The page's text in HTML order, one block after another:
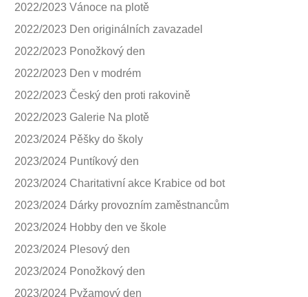
2022/2023 Vánoce na plotě
2022/2023 Den originálních zavazadel
2022/2023 Ponožkový den
2022/2023 Den v modrém
2022/2023 Český den proti rakovině
2022/2023 Galerie Na plotě
2023/2024 Pěšky do školy
2023/2024 Puntíkový den
2023/2024 Charitativní akce Krabice od bot
2023/2024 Dárky provozním zaměstnancům
2023/2024 Hobby den ve škole
2023/2024 Plesový den
2023/2024 Ponožkový den
2023/2024 Pyžamový den